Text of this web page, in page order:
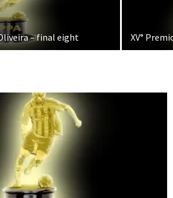
– final eight XV°